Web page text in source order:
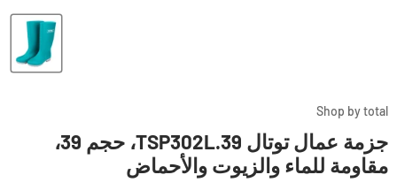
Shop by total
جزمة عمال توتال TSP302L.39، حجم 39،
مقاومة للماء والزيوت والأحماض